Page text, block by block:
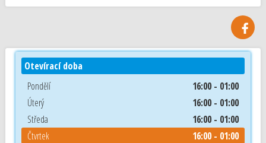
Otevírací doba
Pondělí
16:00 - 01:00
Úterý
16:00 - 01:00
Středa
16:00 - 01:00
Čtvrtek
16:00 - 01:00